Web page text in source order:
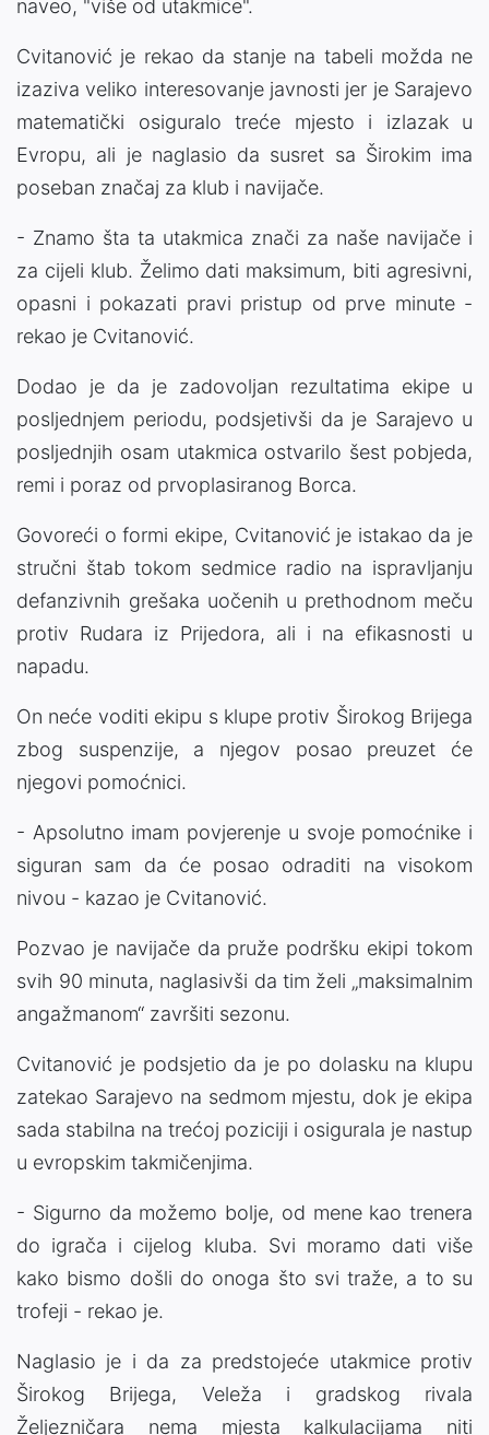
naveo, "više od utakmice".
Cvitanović je rekao da stanje na tabeli možda ne
izaziva veliko interesovanje javnosti jer je Sarajevo
matematički osiguralo treće mjesto i izlazak u
Evropu, ali je naglasio da susret sa Širokim ima
poseban značaj za klub i navijače.
- Znamo šta ta utakmica znači za naše navijače i
za cijeli klub. Želimo dati maksimum, biti agresivni,
opasni i pokazati pravi pristup od prve minute -
rekao je Cvitanović.
Dodao je da je zadovoljan rezultatima ekipe u
posljednjem periodu, podsjetivši da je Sarajevo u
posljednjih osam utakmica ostvarilo šest pobjeda,
remi i poraz od prvoplasiranog Borca.
Govoreći o formi ekipe, Cvitanović je istakao da je
stručni štab tokom sedmice radio na ispravljanju
defanzivnih grešaka uočenih u prethodnom meču
protiv Rudara iz Prijedora, ali i na efikasnosti u
napadu.
On neće voditi ekipu s klupe protiv Širokog Brijega
zbog suspenzije, a njegov posao preuzet će
njegovi pomoćnici.
- Apsolutno imam povjerenje u svoje pomoćnike i
siguran sam da će posao odraditi na visokom
nivou - kazao je Cvitanović.
Pozvao je navijače da pruže podršku ekipi tokom
svih 90 minuta, naglasivši da tim želi „maksimalnim
angažmanom“ završiti sezonu.
Cvitanović je podsjetio da je po dolasku na klupu
zatekao Sarajevo na sedmom mjestu, dok je ekipa
sada stabilna na trećoj poziciji i osigurala je nastup
u evropskim takmičenjima.
- Sigurno da možemo bolje, od mene kao trenera
do igrača i cijelog kluba. Svi moramo dati više
kako bismo došli do onoga što svi traže, a to su
trofeji - rekao je.
Naglasio je i da za predstojeće utakmice protiv
Širokog Brijega, Veleža i gradskog rivala
Željezničara nema mjesta kalkulacijama niti